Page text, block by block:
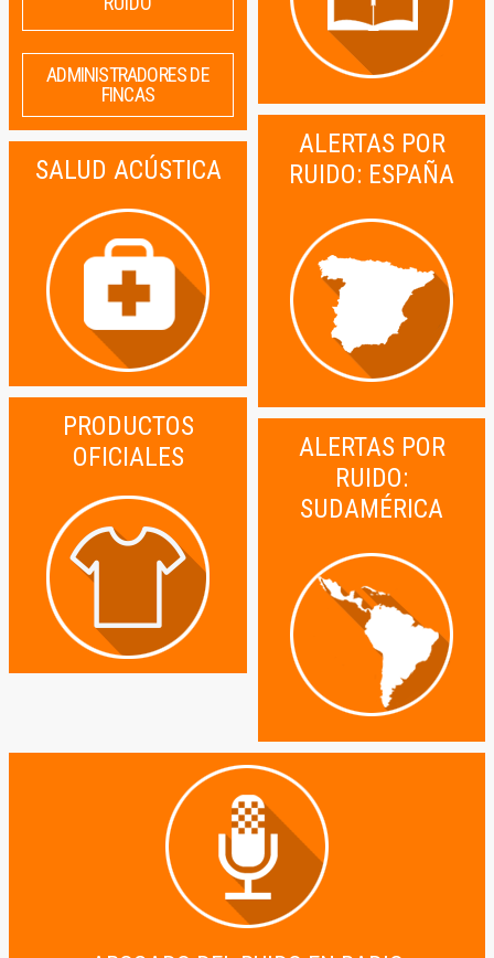
ADMINISTRADORES DE
FINCAS
SALUD ACÚSTICA
PRODUCTOS
OFICIALES
ALERTAS POR
RUIDO: ESPAÑA
ALERTAS POR
RUIDO:
SUDAMÉRICA